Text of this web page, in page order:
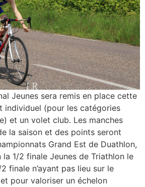
Jeunes sera remis en place cette
individuel (pour les catégories
et un volet club. Les manches
la saison et des points seront
Grand Est de Duathlon,
1/2 finale Jeunes de Triathlon le
finale n’ayant pas lieu sur le
pour valoriser un échelon